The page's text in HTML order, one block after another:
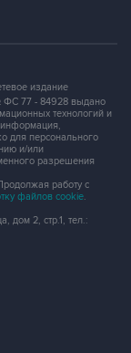
издание
ФС 77 - 84928 выдано
технологий и
для персонального
и/или
разрешения
работу с
файлов cookie.
дом 2, стр.1, тел.: